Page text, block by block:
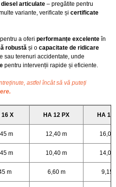
articulate – pregătite pentru
variante, verificate și certificate
a oferi performanțe excelente în
robustă și o capacitate de ridicare
sau terenuri accidentate, unde
pentru intervenții rapide și eficiente.
astfel încât să vă puteți
16 X HA 12 PX HA 16
m 12,40 m 16,00
m 10,40 m 14,00
m 6,60 m 9,15